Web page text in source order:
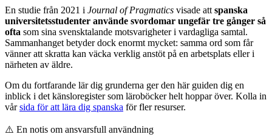
En studie från 2021 i Journal of Pragmatics visade attspanska
universitetsstudenter använde svordomar ungefär tre gånger så
ofta som sina svensktalande motsvarigheter i vardagliga samtal.
Sammanhanget betyder dock enormt mycket: samma ord som får
vänner att skratta kan väcka verklig anstöt på en arbetsplats eller i
närheten av äldre.
Om du fortfarande lär dig grunderna ger den här guiden dig en
inblick i det känsloregister som läroböcker helt hoppar över. Kolla in
vårsida för att lära dig spanska för fler resurser.
⚠️ En notis om ansvarsfull användning